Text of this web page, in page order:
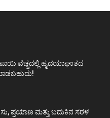
ವೆಚ್ಚದಲ್ಲಿ ಹೃದಯಾಘಾತದ
ಪ್ರಯಾಣ ಮತ್ತು ಬದುಕಿನ ಸರಳ